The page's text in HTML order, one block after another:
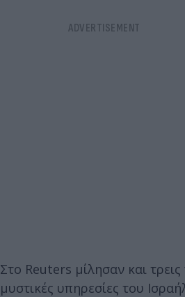
Στο Reuters μίλησαν και
μυστικές υπηρεσίες του